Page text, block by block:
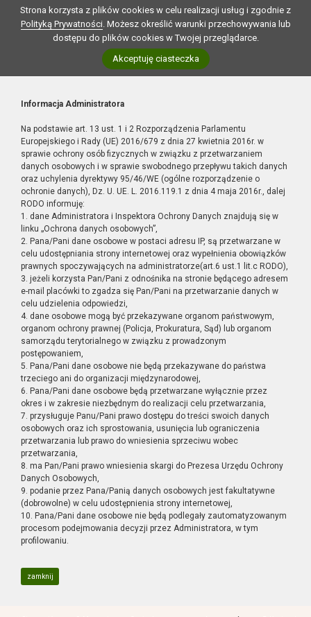
Strona korzysta z plików cookies w celu realizacji usług i zgodnie z
Polityką Prywatności. Możesz określić warunki przechowywania lub
dostępu do plików cookies w Twojej przeglądarce.
Akceptuję ciasteczka
Informacja Administratora
Na podstawie art. 13 ust. 1 i 2 Rozporządzenia Parlamentu
Europejskiego i Rady (UE) 2016/679 z dnia 27 kwietnia 2016r. w
sprawie ochrony osób fizycznych w związku z przetwarzaniem
danych osobowych i w sprawie swobodnego przepływu takich danych
oraz uchylenia dyrektywy 95/46/WE (ogólne rozporządzenie o
ochronie danych), Dz. U. UE. L. 2016.119.1 z dnia 4 maja 2016r., dalej
RODO informuję:
1. dane Administratora i Inspektora Ochrony Danych znajdują się w
linku „Ochrona danych osobowych”,
2. Pana/Pani dane osobowe w postaci adresu IP, są przetwarzane w
celu udostępniania strony internetowej oraz wypełnienia obowiązków
prawnych spoczywających na administratorze(art.6 ust.1 lit.c RODO),
3. jeżeli korzysta Pan/Pani z odnośnika na stronie będącego adresem
e-mail placówki to zgadza się Pan/Pani na przetwarzanie danych w
celu udzielenia odpowiedzi,
4. dane osobowe mogą być przekazywane organom państwowym,
organom ochrony prawnej (Policja, Prokuratura, Sąd) lub organom
samorządu terytorialnego w związku z prowadzonym
postępowaniem,
5. Pana/Pani dane osobowe nie będą przekazywane do państwa
trzeciego ani do organizacji międzynarodowej,
6. Pana/Pani dane osobowe będą przetwarzane wyłącznie przez
okres i w zakresie niezbędnym do realizacji celu przetwarzania,
7. przysługuje Panu/Pani prawo dostępu do treści swoich danych
osobowych oraz ich sprostowania, usunięcia lub ograniczenia
przetwarzania lub prawo do wniesienia sprzeciwu wobec
przetwarzania,
8. ma Pan/Pani prawo wniesienia skargi do Prezesa Urzędu Ochrony
Danych Osobowych,
9. podanie przez Pana/Panią danych osobowych jest fakultatywne
(dobrowolne) w celu udostępnienia strony internetowej,
10. Pana/Pani dane osobowe nie będą podlegały zautomatyzowanym
procesom podejmowania decyzji przez Administratora, w tym
profilowaniu.
zamknij